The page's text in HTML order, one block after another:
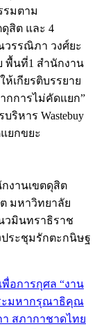
รมตาม
สิต และ 4
รรณิภา วงศ์ยะ
พื้นที่1 สำนักงาน
เกียรติบรรยาย
กการไม่คัดแยก”
ริหาร Wastebuy
ยกขยะ
งานเขตดุสิต
มหาวิทยาลัย
วมินทราธิราช
ระชุมรักตะกนิษฐ
อการกุศล “งาน
ะมหากรุณาธิคุณ
สภากาชาดไทย